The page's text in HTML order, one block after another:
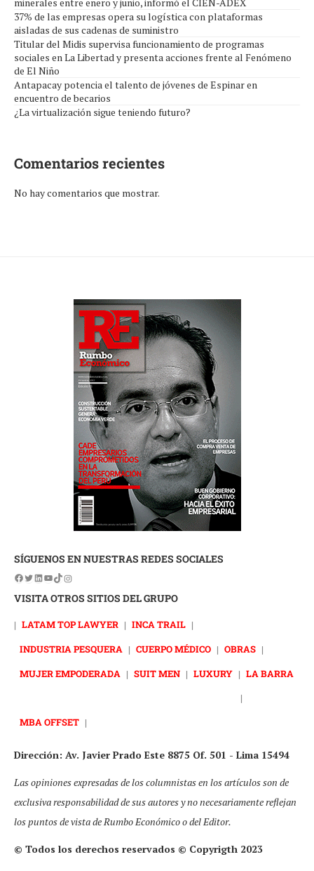
37% de las empresas opera su logística con plataformas
aisladas de sus cadenas de suministro
Titular del Midis supervisa funcionamiento de programas
sociales en La Libertad y presenta acciones frente al Fenómeno
de El Niño
Antapacay potencia el talento de jóvenes de Espinar en
encuentro de becarios
¿La virtualización sigue teniendo futuro?
Comentarios recientes
No hay comentarios que mostrar.
SÍGUENOS EN NUESTRAS REDES SOCIALES
VISITA OTROS SITIOS DEL GRUPO
| LATAM TOP LAWYER | INCA TRAIL |
INDUSTRIA PESQUERA | CUERPO MÉDICO | OBRAS |
MUJER EMPODERADA | SUIT MEN | LUXURY | LA BARRA
|
MBA OFFSET |
Dirección: Av. Javier Prado Este 8875 Of. 501 - Lima 15494
Las opiniones expresadas de los columnistas en los artículos son de
exclusiva responsabilidad de sus autores y no necesariamente reflejan
los puntos de vista de Rumbo Económico o del Editor.
© Todos los derechos reservados © Copyrigth 2023